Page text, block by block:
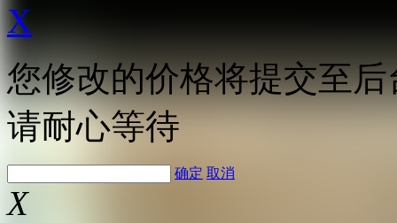
X
您修改的价格将提交至
请耐心等待
确定 取消
X